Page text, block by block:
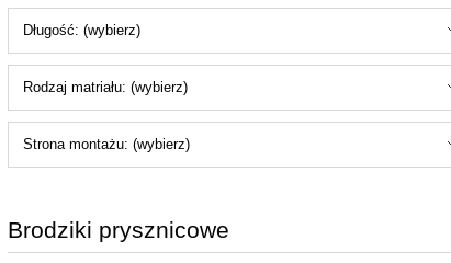
Długość: (wybierz)
Rodzaj matriału: (wybierz)
Strona montażu: (wybierz)
Brodziki prysznicowe